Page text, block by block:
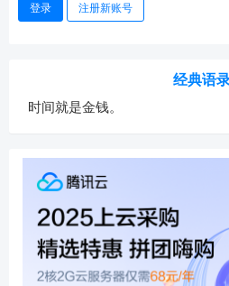
登录 注册新账号
经典语
时间就是金钱。